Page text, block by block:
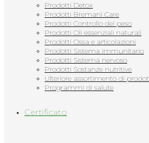
Prodotti Detox
Prodotti Bremani Care
Prodotti Controllo del peso
Prodotti Oli essenziali naturali
Prodotti Ossa e articolazioni
Prodotti Sistema immunitario
Prodotti Sistema nervoso
Prodotti Sostanze nutritive
Ulteriore assortimento di
Programmi di salute
Сertificato